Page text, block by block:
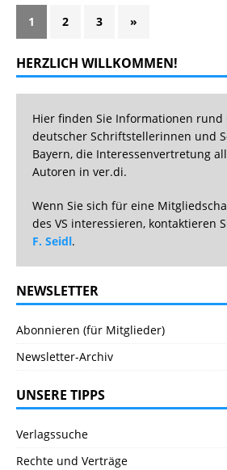
1 2 3 »
HERZLICH WILLKOMMEN!
Hier finden Sie Informationen rund
deutscher Schriftstellerinnen und
Bayern, die Interessenvertretung
Autoren in ver.di.
Wenn Sie sich für eine
des VS interessieren, kontaktieren
F. Seidl.
NEWSLETTER
Abonnieren (für Mitglieder)
Newsletter-Archiv
UNSERE TIPPS
Verlagssuche
Rechte und Verträge